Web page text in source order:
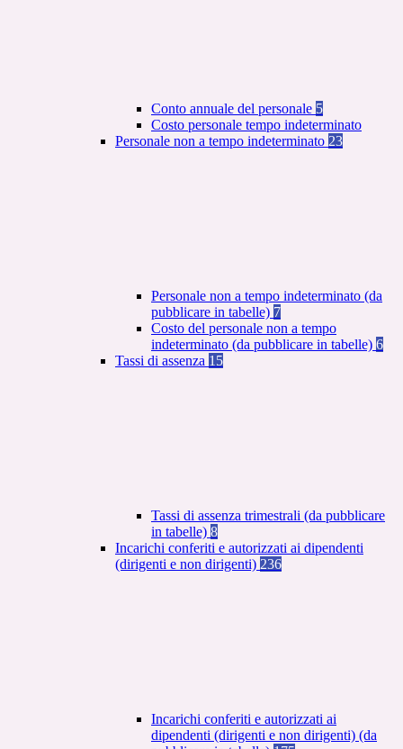
Conto annuale del personale 5
Costo personale tempo indeterminato
Personale non a tempo indeterminato 23
Personale non a tempo indeterminato (da
pubblicare in tabelle) 7
Costo del personale non a tempo
indeterminato (da pubblicare in tabelle) 6
Tassi di assenza 15
Tassi di assenza trimestrali (da pubblicare
in tabelle) 8
Incarichi conferiti e autorizzati ai dipendenti
(dirigenti e non dirigenti) 236
Incarichi conferiti e autorizzati ai
dipendenti (dirigenti e non dirigenti) (da